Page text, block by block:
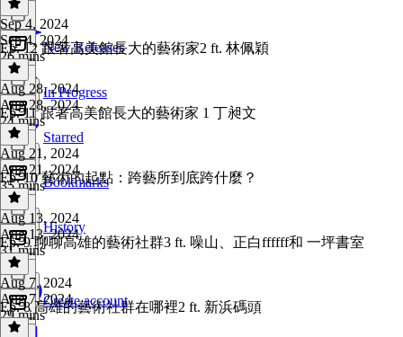
New Releases
In Progress
Starred
Bookmarks
History
Create account
Sep 4, 2024
Sep 4, 2024
26 mins
Ep. 12 跟著高美館長大的藝術家2 ft. 林佩穎
Aug 28, 2024
Aug 28, 2024
24 mins
Ep. 11 跟著高美館長大的藝術家 1 丁昶文
Aug 21, 2024
Aug 21, 2024
35 mins
Ep. 10 藝術的起點：跨藝所到底跨什麼？
Aug 13, 2024
Aug 13, 2024
31 mins
Ep. 9 聊聊高雄的藝術社群3 ft. 噪山、正白ffffff和 一坪書室
Aug 7, 2024
Aug 7, 2024
29 mins
Ep. 8 高雄的藝術社群在哪裡2 ft. 新浜碼頭